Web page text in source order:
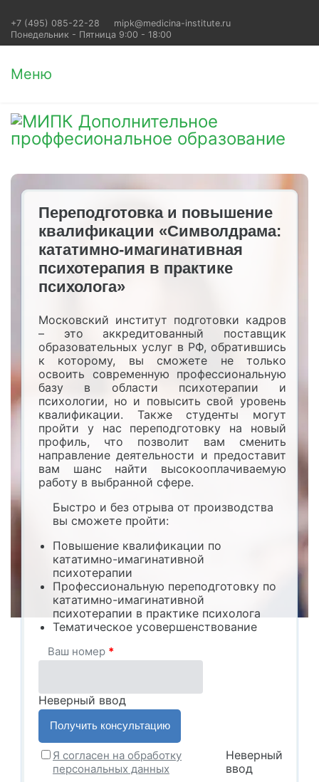
+7 (495) 085-22-28
mipk@medicina-institute.ru
Понедельник - Пятница 9:00 - 18:00
Меню
Переподготовка и повышение
квалификации «Символдрама:
кататимно-имагинативная
психотерапия в практике
психолога»
Московский институт подготовки кадров
– это аккредитованный поставщик
образовательных услуг в РФ, обратившись
к которому, вы сможете не только
освоить современную профессиональную
базу в области психотерапии и
психологии, но и повысить свой уровень
квалификации. Также студенты могут
пройти у нас переподготовку на новый
профиль, что позволит вам сменить
направление деятельности и предоставит
вам шанс найти высокооплачиваемую
работу в выбранной сфере.
Быстро и без отрыва от производства
вы сможете пройти:
Повышение квалификации по
кататимно-имагинативной
психотерапии
Профессиональную переподготовку по
кататимно-имагинативной
психотерапии в практике психолога
Тематическое усовершенствование
Ваш номер *
Неверный ввод
Я согласен на обработку
персональных данных
Неверный
ввод